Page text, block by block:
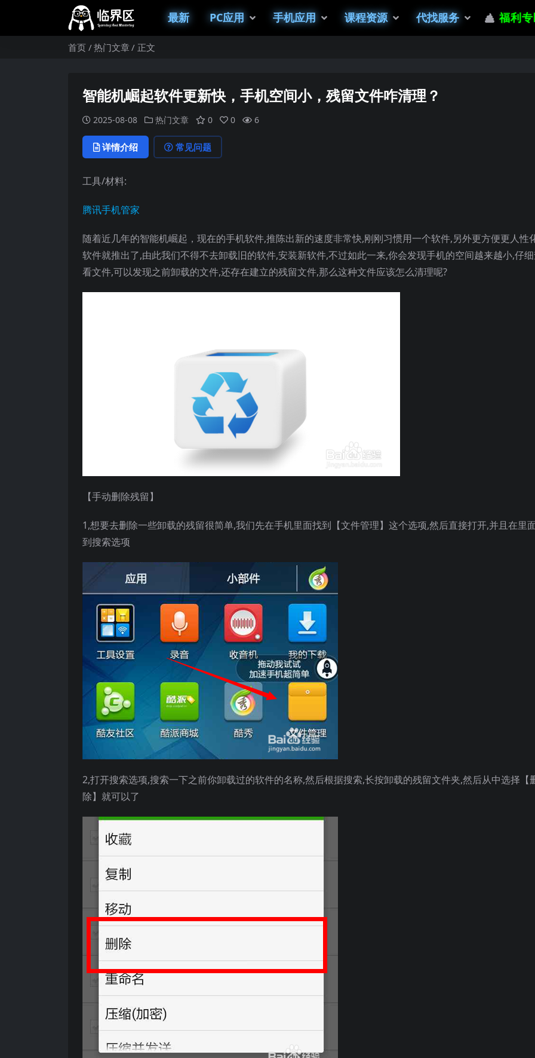
最新 PC应用 手机应用 课程资源 代找服务 福利
首页 热门文章 正文
智能机崛起软件更新快，手机空间小，残留文件咋清理？
2025-08-08 热门文章 0 0 6
详情介绍 常见问题
工具/材料:
腾讯手机管家
随着近几年的智能机崛起，现在的手机软件,推陈出新的速度非常快,刚刚习惯用一个软件,另外更方便更人性
软件就推出了,由此我们不得不去卸载旧的软件,安装新软件,不过如此一来,你会发现手机的空间越来越小,仔
看文件,可以发现之前卸载的文件,还存在建立的残留文件,那么这种文件应该怎么清理呢?
【手动删除残留】
1,想要去删除一些卸载的残留很简单,我们先在手机里面找到【文件管理】这个选项,然后直接打开,并且在里
到搜索选项
2,打开搜索选项,搜索一下之前你卸载过的软件的名称,然后根据搜索,长按卸载的残留文件夹,然后从中选择【
除】就可以了